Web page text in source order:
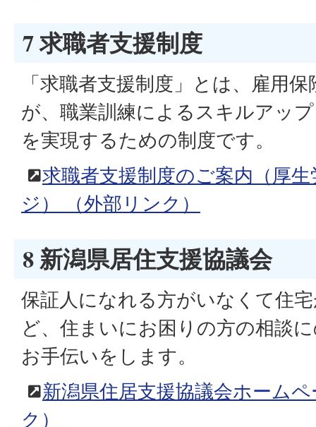
7 求職者支援制度
「求職者支援制度」とは、雇用
が、職業訓練によるスキルアッ
を実現するための制度です。
求職者支援制度のご案内（厚
ジ）
（外部リンク）
8 新潟県居住支援協議会
保証人になれる方がいなくて住
ど、住まいにお困りの方の相談
お手伝いをします。
新潟県住居支援協議会ホーム
ク）